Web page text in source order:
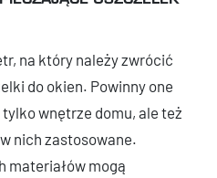
na który należy zwrócić
do okien. Powinny one
wnętrze domu, ale też
nich zastosowane.
materiałów mogą